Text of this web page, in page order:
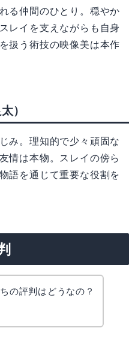
る仲間のひとり。穏やか
レイを支えながらも自身
扱う術技の映像美は本作
）
み。理知的で少々頑固な
情は本物。スレイの傍ら
語を通じて重要な役割を
の評判はどうなの？